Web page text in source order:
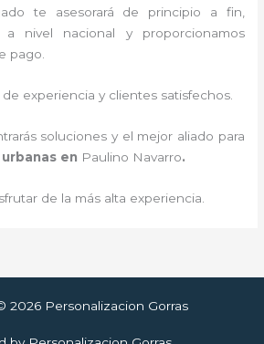
te asesorará de principio a fin,
a nivel nacional y proporcionamos
pago.
experiencia y clientes satisfechos.
soluciones y el mejor aliado para
en Paulino Navarro.
de la más alta experiencia.
2026 Personalizacion Gorras